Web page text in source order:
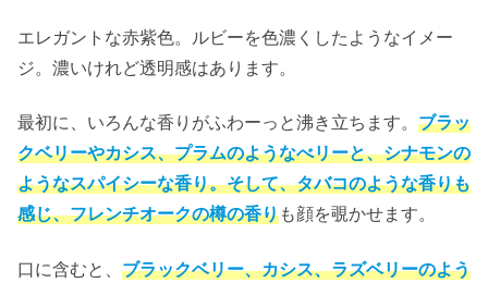
エレガントな赤紫色。ルビーを色濃くしたようなイメー
ジ。濃いけれど透明感はあります。
最初に、いろんな香りがふわーっと沸き立ちます。 ブラッ
クベリーやカシス、プラムのようなべリーと、シナモンの
ようなスパイシーな香り。そして、タバコのような香りも
感じ、フレンチオークの樽の香りも顔を覗かせます。
口に含むと、 ブラックベリー、カシス、ラズベリーのよう